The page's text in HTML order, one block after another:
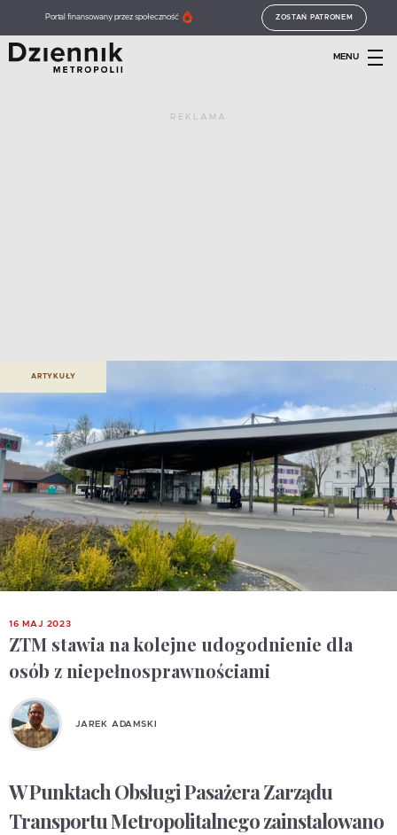
Portal finansowany przez społeczność ZOSTAŃ PATRONEM
MENU
REKLAMA
ARTYKUŁY
16 MAJ 2023
ZTM stawia na kolejne udogodnienie dla
osób z niepełnosprawnościami
JAREK ADAMSKI
W Punktach Obsługi Pasażera Zarządu
Transportu Metropolitalnego zainstalowano